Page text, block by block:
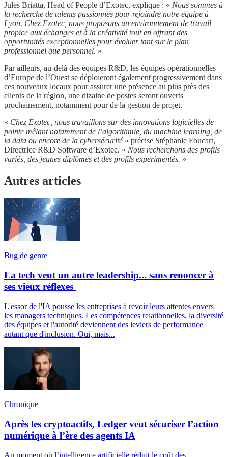
Jules Briatta, Head of People d’Exotec, explique : « Nous sommes à
la recherche de talents passionnés pour rejoindre notre équipe à
Lyon. Chez Exotec, nous proposons un environnement de travail
propice aux échanges et à la créativité tout en offrant des
opportunités exceptionnelles pour évoluer tant sur le plan
professionnel que personnel. »
Par ailleurs, au-delà des équipes R&D, les équipes opérationnelles
d’Europe de l’Ouest se déploieront également progressivement dans
ces nouveaux locaux pour assurer une présence au plus près des
clients de la région, une dizaine de postes seront ouverts
prochainement, notamment pour de la gestion de projet.
« Chez Exotec, nous travaillons sur des innovations logicielles de
pointe mêlant notamment de l’algorithmie, du machine learning, de
la data ou encore de la cybersécurité» précise Stéphanie Foucart,
Directrice R&D Software d’Exotec. « Nous recherchons des profils
variés, des jeunes diplômés et des profils expérimentés. »
Autres articles
Bug de genre
La tech veut un autre leadership... sans renoncer à
ses vieux réflexes
L'essor de l'IA pousse les entreprises à revoir leurs attentes envers
les managers techniques. Les compétences relationnelles, la diversité
des équipes et l'autorité deviennent des leviers de performance
autant que d'inclusion. Oui, mais...
Chronique
Après les cryptoactifs, Ledger veut sécuriser l’action
numérique à l’ère des agents IA
Au moment où l’intelligence artificielle réduit le coût des